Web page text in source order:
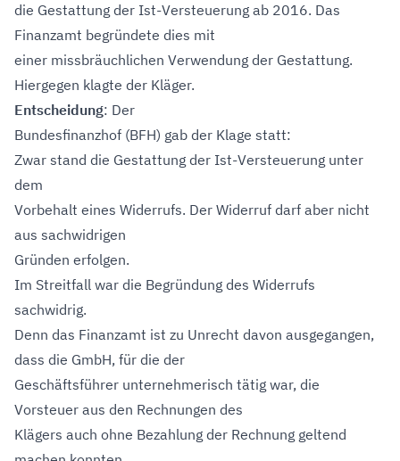
die Gestattung der Ist-Versteuerung ab 2016. Das
Finanzamt begründete dies mit
einer missbräuchlichen Verwendung der Gestattung.
Hiergegen klagte der Kläger.
Entscheidung: Der
Bundesfinanzhof (BFH) gab der Klage statt:
Zwar stand die Gestattung der Ist-Versteuerung unter
dem
Vorbehalt eines Widerrufs. Der Widerruf darf aber nicht
aus sachwidrigen
Gründen erfolgen.
Im Streitfall war die Begründung des Widerrufs
sachwidrig.
Denn das Finanzamt ist zu Unrecht davon ausgegangen,
dass die GmbH, für die der
Geschäftsführer unternehmerisch tätig war, die
Vorsteuer aus den Rechnungen des
Klägers auch ohne Bezahlung der Rechnung geltend